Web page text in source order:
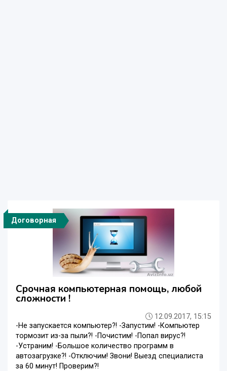
Договорная
Срочная компьютерная помощь, любой
сложности !
12.09.2017, 15:15
-Не запускается компьютер?! -Запустим! -Компьютер
тормозит из-за пыли?! -Почистим! -Попал вирус?!
-Устраним! -Большое количество программ в
автозагрузке?! -Отключим! Звони! Выезд специалиста
за 60 минут! Проверим?!